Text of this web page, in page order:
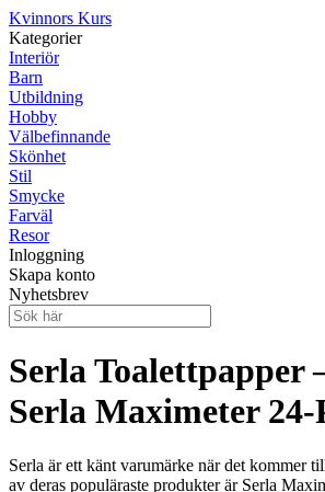
Kvinnors Kurs
Kategorier
Interiör
Barn
Utbildning
Hobby
Välbefinnande
Skönhet
Stil
Smycke
Farväl
Resor
Inloggning
Skapa konto
Nyhetsbrev
Serla Toalettpapper
Serla Maximeter 24-
Serla är ett känt varumärke när det kommer
av deras populäraste produkter är Serla